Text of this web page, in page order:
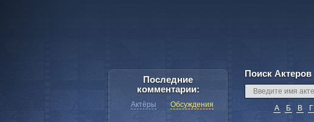
Поиск Актеров
А Б В Г
Последние
комментарии:
Актёры Обсуждения